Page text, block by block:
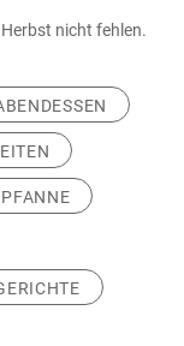
nicht fehlen.